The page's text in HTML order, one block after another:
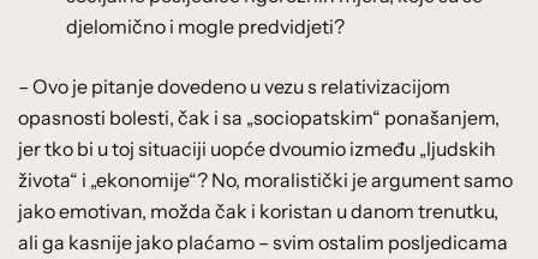
djelomično i mogle predvidjeti?
– Ovo je pitanje dovedeno u vezu s relativizacijom
opasnosti bolesti, čak i sa „sociopatskim“ ponašanjem,
jer tko bi u toj situaciji uopće dvoumio između „ljudskih
života“ i „ekonomije“? No, moralistički je argument samo
jako emotivan, možda čak i koristan u danom trenutku,
ali ga kasnije jako plaćamo – svim ostalim posljedicama